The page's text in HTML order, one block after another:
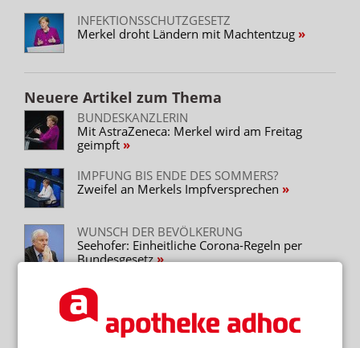
INFEKTIONSSCHUTZGESETZ
Merkel droht Ländern mit Machtentzug
Neuere Artikel zum Thema
BUNDESKANZLERIN
Mit AstraZeneca: Merkel wird am Freitag
geimpft
IMPFUNG BIS ENDE DES SOMMERS?
Zweifel an Merkels Impfversprechen
WUNSCH DER BEVÖLKERUNG
Seehofer: Einheitliche Corona-Regeln per
Bundesgesetz
ZEITBEDARF FÜR AUFKLÄRUNG ZU GROSS
Praxen wollen AstraZeneca unter 60
vermeiden